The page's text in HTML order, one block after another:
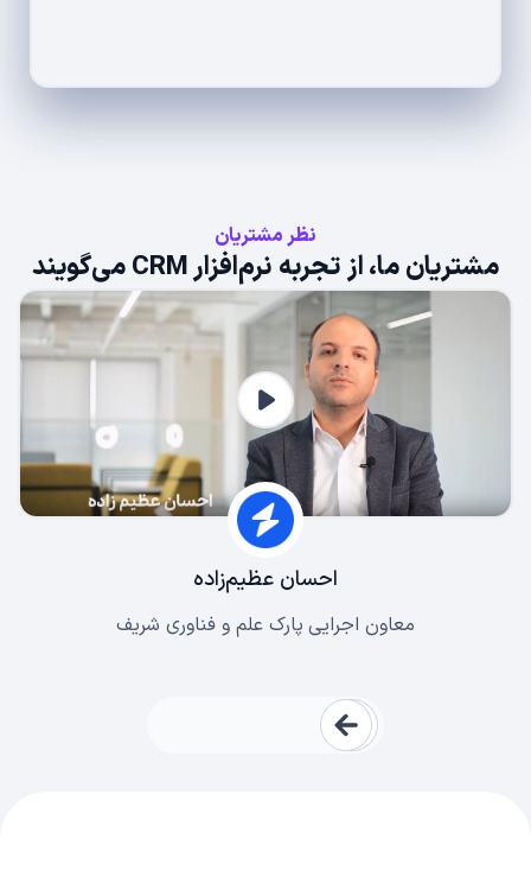
نظر مشتریان
مشتریان ما، از تجربه نرم‌افزار CRM می‌گویند
احسان عظیم‌زاده
معاون اجرایی پارک علم و فناوری شریف